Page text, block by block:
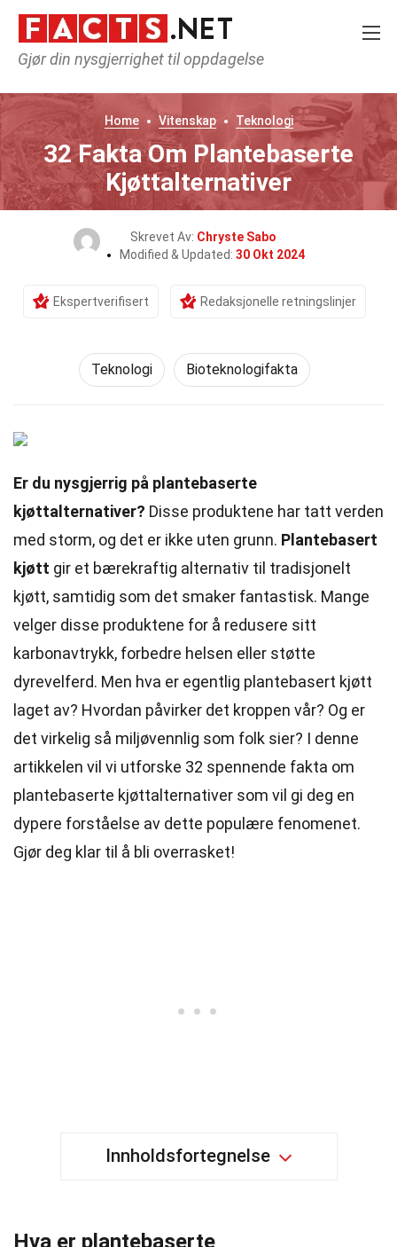
Gjør din nysgjerrighet til oppdagelse
Home Vitenskap Teknologi
32 Fakta Om Plantebaserte
Kjøttalternativer
Skrevet Av: Chryste Sabo
Modified & Updated: 30 Okt 2024
Ekspertverifisert Redaksjonelle retningslinjer
Teknologi Bioteknologifakta
Er du nysgjerrig på plantebaserte
kjøttalternativer? Disse produktene har tatt verden
med storm, og det er ikke uten grunn. Plantebasert
kjøtt gir et bærekraftig alternativ til tradisjonelt
kjøtt, samtidig som det smaker fantastisk. Mange
velger disse produktene for å redusere sitt
karbonavtrykk, forbedre helsen eller støtte
dyrevelferd. Men hva er egentlig plantebasert kjøtt
laget av? Hvordan påvirker det kroppen vår? Og er
det virkelig så miljøvennlig som folk sier? I denne
artikkelen vil vi utforske 32 spennende fakta om
plantebaserte kjøttalternativer som vil gi deg en
dypere forståelse av dette populære fenomenet.
Gjør deg klar til å bli overrasket!
Innholdsfortegnelse
Hva er plantebaserte